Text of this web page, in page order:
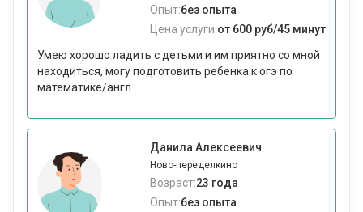
Опыт:без опыта
Цена услуги:от 600 руб/45 минут
Умею хорошо ладить с детьми и им приятно со мной
находиться, могу подготовить ребенка к огэ по
математике/англ...
Данила Алексеевич
Ново-переделкино
Возраст:23 года
Опыт:без опыта